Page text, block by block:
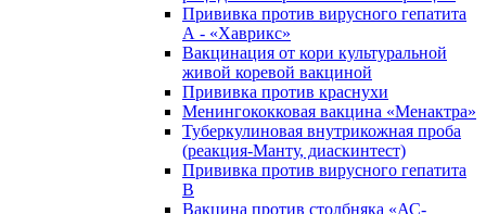
Прививка против вирусного гепатита
А - «Хаврикс»
Вакцинация от кори культуральной
живой коревой вакциной
Прививка против краснухи
Менингококковая вакцина «Менактра»
Туберкулиновая внутрикожная проба
(реакция-Манту, диаскинтест)
Прививка против вирусного гепатита
В
Вакцина против столбняка «АС-